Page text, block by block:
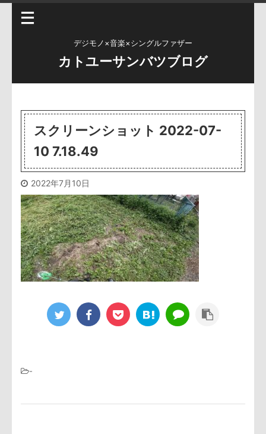
デジモノ×音楽×シングルファザー
カトユーサンバツブログ
スクリーンショット 2022-07-
10 7.18.49
2022年7月10日
-